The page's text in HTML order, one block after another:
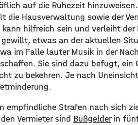
auf die Ruhezeit
Hausverwaltung sowie der
hilfreich sein und verleiht der
etwas an der aktuellen
im Falle lauter Musik in der
Sie sind dazu befugt, ein
zu bekehren. Je nach
empfindliche Strafen nach sich
Vermieter sind Bußgelderin